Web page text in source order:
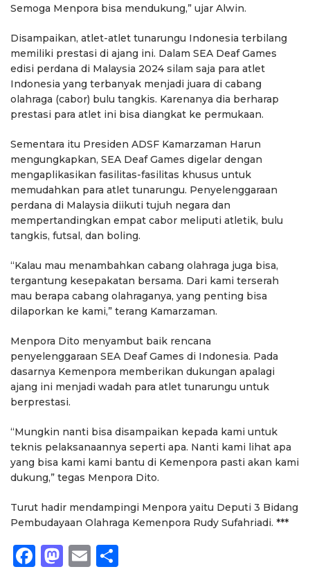
Semoga Menpora bisa mendukung,” ujar Alwin.
Disampaikan, atlet-atlet tunarungu Indonesia terbilang
memiliki prestasi di ajang ini. Dalam SEA Deaf Games
edisi perdana di Malaysia 2024 silam saja para atlet
Indonesia yang terbanyak menjadi juara di cabang
olahraga (cabor) bulu tangkis. Karenanya dia berharap
prestasi para atlet ini bisa diangkat ke permukaan.
Sementara itu Presiden ADSF Kamarzaman Harun
mengungkapkan, SEA Deaf Games digelar dengan
mengaplikasikan fasilitas-fasilitas khusus untuk
memudahkan para atlet tunarungu. Penyelenggaraan
perdana di Malaysia diikuti tujuh negara dan
mempertandingkan empat cabor meliputi atletik, bulu
tangkis, futsal, dan boling.
“Kalau mau menambahkan cabang olahraga juga bisa,
tergantung kesepakatan bersama. Dari kami terserah
mau berapa cabang olahraganya, yang penting bisa
dilaporkan ke kami,” terang Kamarzaman.
Menpora Dito menyambut baik rencana
penyelenggaraan SEA Deaf Games di Indonesia. Pada
dasarnya Kemenpora memberikan dukungan apalagi
ajang ini menjadi wadah para atlet tunarungu untuk
berprestasi.
“Mungkin nanti bisa disampaikan kepada kami untuk
teknis pelaksanaannya seperti apa. Nanti kami lihat apa
yang bisa kami kami bantu di Kemenpora pasti akan kami
dukung,” tegas Menpora Dito.
Turut hadir mendampingi Menpora yaitu Deputi 3 Bidang
Pembudayaan Olahraga Kemenpora Rudy Sufahriadi. ***
Facebook
Mastodon
Email